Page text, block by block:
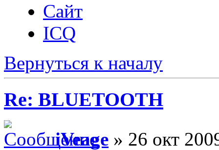
Сайт
ICQ
Вернуться к началу
Re: BLUETOOTH
iVeage » 26 окт